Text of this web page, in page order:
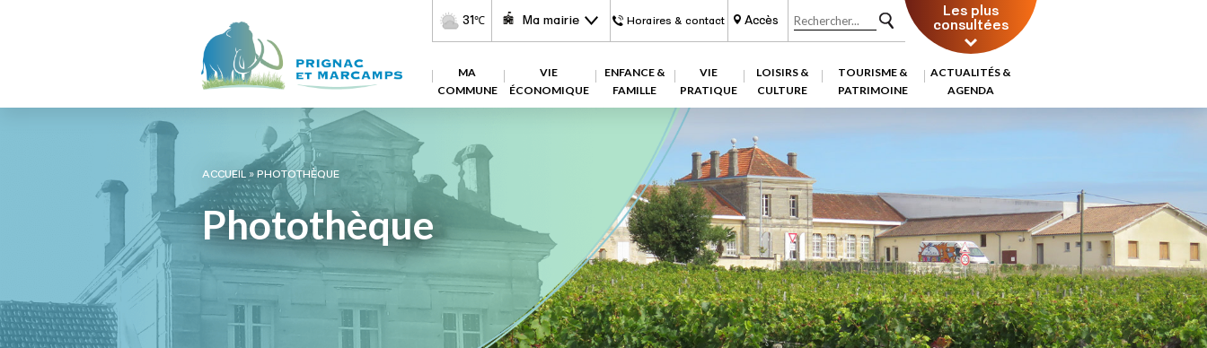
31℃ Ma mairie Horaires & contact Accès Les plus
consultées
MA
COMMUNE
VIE
ÉCONOMIQUE
ENFANCE &
FAMILLE
VIE
PRATIQUE
LOISIRS &
CULTURE
TOURISME &
PATRIMOINE
ACTUALITÉS &
AGENDA
ACCUEIL»PHOTOTHÈQUE
Photothèque